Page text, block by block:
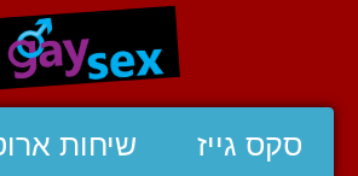
סקס גייז שיחות